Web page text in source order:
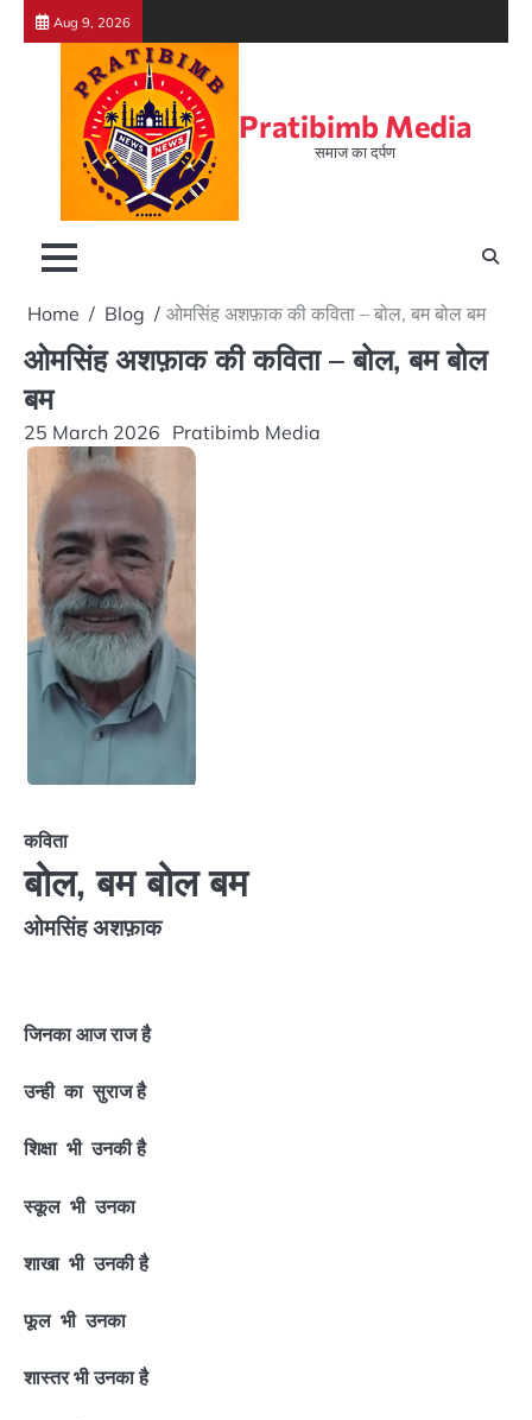
Skip
Aug 9, 2026
Pratibimb Media
समाज का दर्पण
Home Blog ओमसिंह अशफ़ाक की कविता – बोल, बम बोल बम
ओमसिंह अशफ़ाक की कविता – बोल, बम बोल
बम
25 March 2026 Pratibimb Media
कविता
बोल, बम बोल बम
ओमसिंह अशफ़ाक
जिनका आज राज है
उन्ही का सुराज है
शिक्षा भी उनकी है
स्कूल भी उनका
शाखा भी उनकी है
फूल भी उनका
शास्तर भी उनका है